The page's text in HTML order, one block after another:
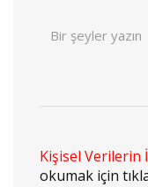
Kişisel Verilerin
okumak için